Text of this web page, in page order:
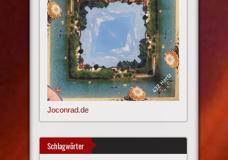
Joconrad.de
Schlagwörter